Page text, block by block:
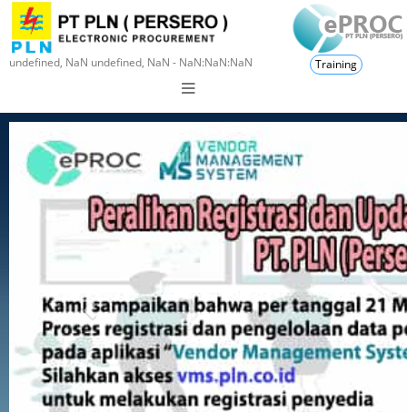
undefined, NaN undefined, NaN - NaN:NaN:NaN Training